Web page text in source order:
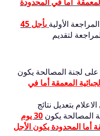
الأولية
بأجل 45
لتقديم
لجنة المصالحة يكون
المعمقة أما في
بتعديل نتائج
المصالحة يكون
30 يوم
أما المحدودة يكون الأجل